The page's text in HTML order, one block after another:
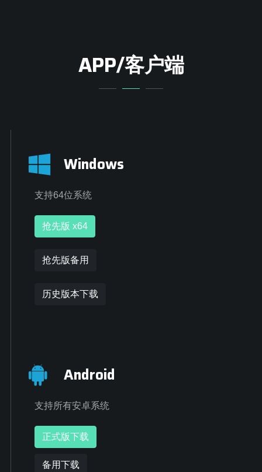
APP/客户端
Windows
支持64位系统
抢先版 x64
抢先版备用
历史版本下载
Android
支持所有安卓系统
正式版下载
备用下载